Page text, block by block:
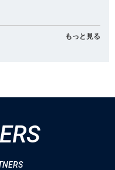
もっと見る